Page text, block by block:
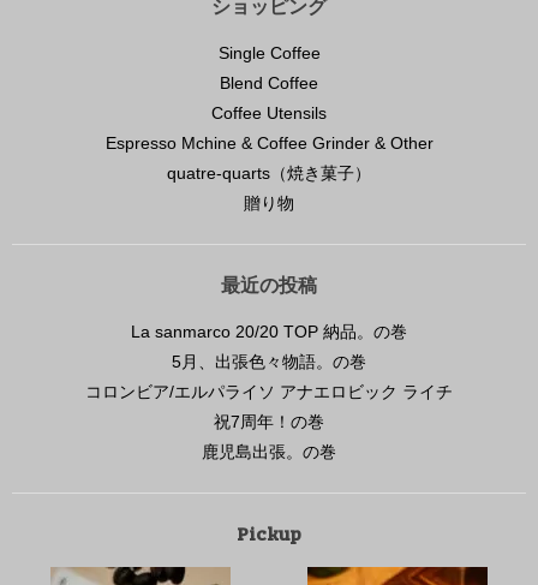
ショッピング
Single Coffee
Blend Coffee
Coffee Utensils
Espresso Mchine & Coffee Grinder & Other
quatre-quarts（焼き菓子）
贈り物
最近の投稿
La sanmarco 20/20 TOP 納品。の巻
5月、出張色々物語。の巻
コロンビア/エルパライソ アナエロビック ライチ
祝7周年！の巻
鹿児島出張。の巻
Pickup